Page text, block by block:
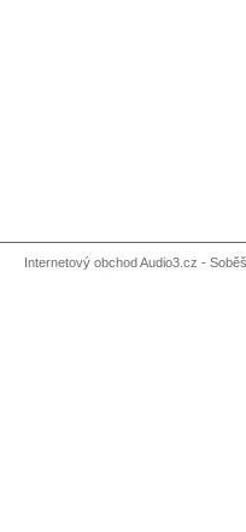
Internetový obchod Audio3.cz -